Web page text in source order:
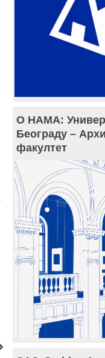
О НАМА:
Београду –
факултет